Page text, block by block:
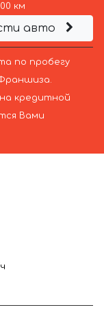
км
авто
по пробегу
кредитной
Вами